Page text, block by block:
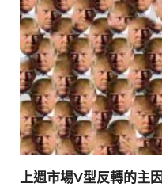
上週市場V型反轉的主